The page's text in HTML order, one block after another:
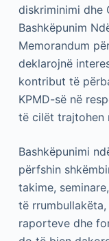
diskriminimi dhe
Bashkëpunim
Memorandum
deklarojnë
kontribut të
KPMD-së në
të cilët trajtohen
Bashkëpunimi
përfshin
takime,
të
raporteve dhe